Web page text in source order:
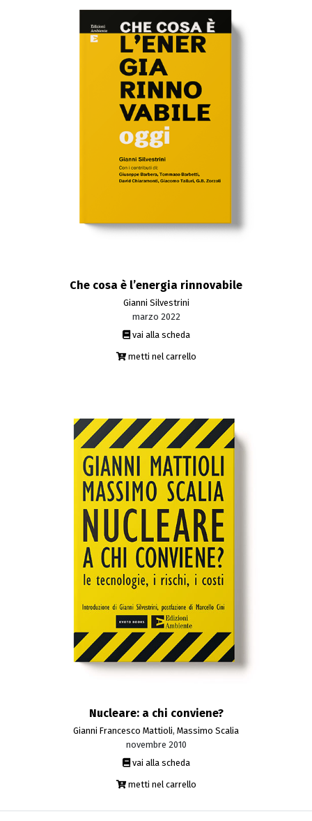
Che cosa è l’energia rinnovabile
Gianni Silvestrini
marzo 2022
vai alla scheda
metti nel carrello
Nucleare: a chi conviene?
Gianni Francesco Mattioli, Massimo Scalia
novembre 2010
vai alla scheda
metti nel carrello